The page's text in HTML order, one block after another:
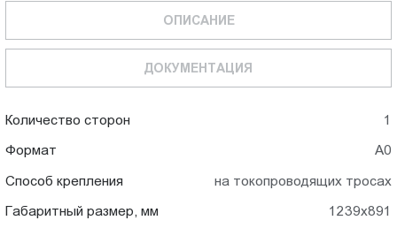
ОПИСАНИЕ
ДОКУМЕНТАЦИЯ
Количество сторон 1
Формат А0
Способ крепления на токопроводящих тросах
Габаритный размер, мм 1239x891